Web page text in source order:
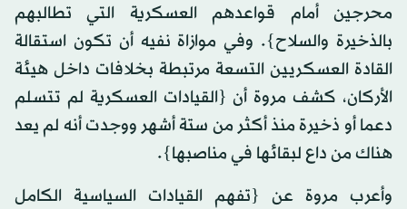
محرجين أمام قواعدهم العسكرية التي تطالبهم
بالذخيرة والسلاح}. وفي موازاة نفيه أن تكون استقالة
القادة العسكريين التسعة مرتبطة بخلافات داخل هيئة
الأركان، كشف مروة أن {القيادات العسكرية لم تتسلم
دعما أو ذخيرة منذ أكثر من ستة أشهر ووجدت أنه لم يعد
هناك من داع لبقائها في مناصبها}.
وأعرب مروة عن {تفهم القيادات السياسية الكامل